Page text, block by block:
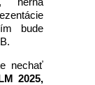
bude
nechať
2025,